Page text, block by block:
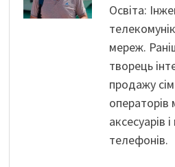
Освіта:
мереж.
творець
продажу
операторів
аксесуарів
телефонів.